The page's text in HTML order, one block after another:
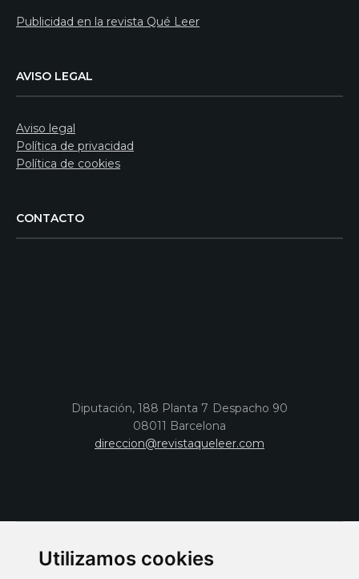
Utilizamos cookies
Publicidad en la revista Qué Leer
AVISO LEGAL
Aviso legal
Política de privacidad
Política de cookies
CONTACTO
Diputación, 188 Planta 7 Despacho 90
08011 Barcelona
direccion@revistaqueleer.com